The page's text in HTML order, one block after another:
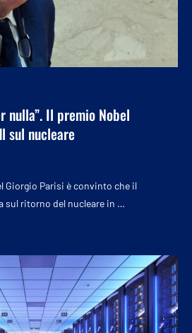
nulla”. Il premio Nobel
sul nucleare
Giorgio Parisi è convinto che il
sul ritorno del nucleare in …